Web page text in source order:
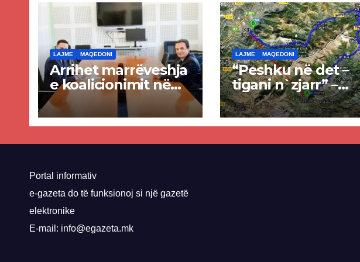
LAJME MAQEDONI
Arrihet marrëveshja
e koalicionimit në
parim mes Kurtit
dhe Abdixhikut
LAJME MAQEDONI
“Peshku në det –
tigani n`zjarr” –
Ende pa u kryer
projekti i tunelit,
komuna e Tetovës
nis punimet për
Portal informativ
e-gazeta do të funksionoj si një gazetë
elektronike
E-mail: info@egazeta.mk